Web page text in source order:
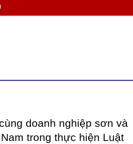
doanh nghiệp sơn và
trong thực hiện Luật